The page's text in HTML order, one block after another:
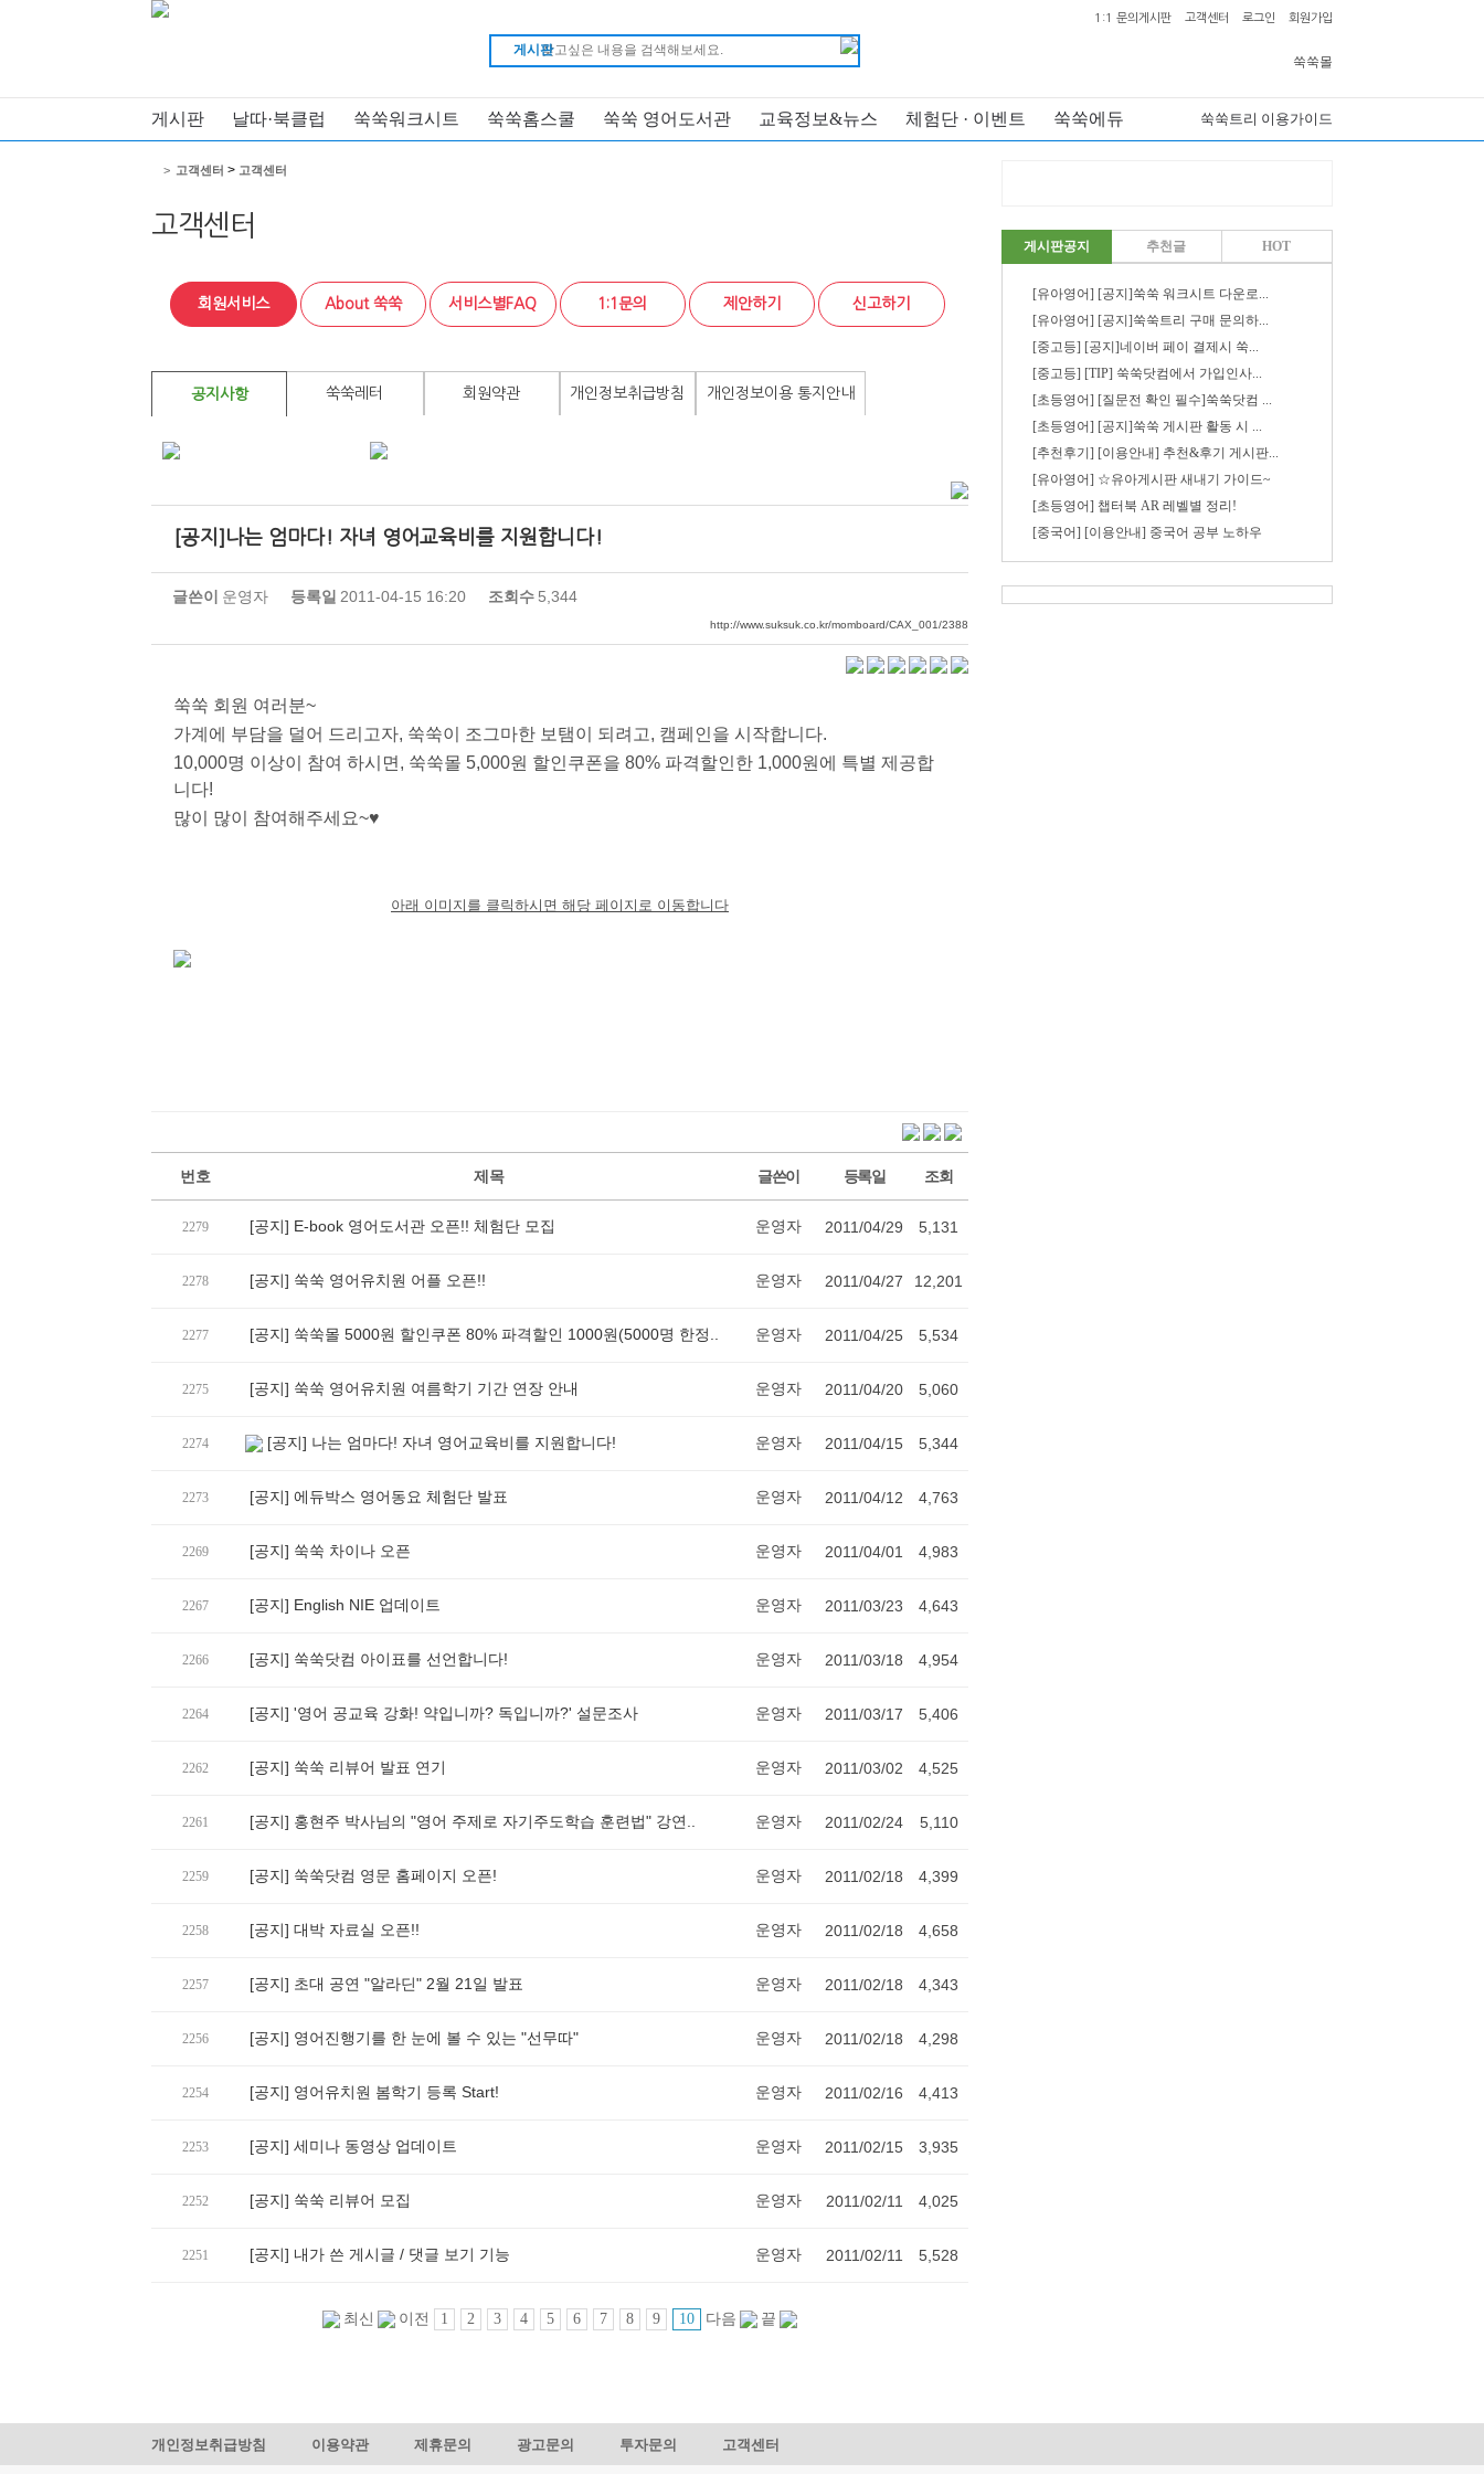
게시판
1:1 문의게시판 고객센터 로그인 회원가입
쑥쑥몰
게시판 날따·북클럽 쑥쑥워크시트 쑥쑥홈스쿨 쑥쑥 영어도서관 교육정보&뉴스 체험단 · 이벤트 쑥쑥에듀 쑥쑥트리 이용가이드
고객센터
> 고객센터 > 고객센터
회원서비스 About 쑥쑥 서비스별FAQ 1:1문의 제안하기 신고하기
공지사항 쑥쑥레터 회원약관 개인정보취급방침 개인정보이용 통지안내
[공지]나는 엄마다! 자녀 영어교육비를 지원합니다!
글쓴이 운영자 등록일 2011-04-15 16:20 조회수 5,344
http://www.suksuk.co.kr/momboard/CAX_001/2388
쑥쑥 회원 여러분~
가계에 부담을 덜어 드리고자, 쑥쑥이 조그마한 보탬이 되려고, 캠페인을 시작합니다.
10,000명 이상이 참여 하시면, 쑥쑥몰 5,000원 할인쿠폰을 80% 파격할인한 1,000원에 특별 제공합
니다!
많이 많이 참여해주세요~♥
아래 이미지를 클릭하시면 해당 페이지로 이동합니다
번호 제목 글쓴이 등록일 조회
2279 [공지] E-book 영어도서관 오픈!! 체험단 모집 운영자 2011/04/29 5,131
2278 [공지] 쑥쑥 영어유치원 어플 오픈!! 운영자 2011/04/27 12,201
2277 [공지] 쑥쑥몰 5000원 할인쿠폰 80% 파격할인 1000원(5000명 한정.. 운영자 2011/04/25 5,534
2275 [공지] 쑥쑥 영어유치원 여름학기 기간 연장 안내 운영자 2011/04/20 5,060
2274 [공지] 나는 엄마다! 자녀 영어교육비를 지원합니다! 운영자 2011/04/15 5,344
2273 [공지] 에듀박스 영어동요 체험단 발표 운영자 2011/04/12 4,763
2269 [공지] 쑥쑥 차이나 오픈 운영자 2011/04/01 4,983
2267 [공지] English NIE 업데이트 운영자 2011/03/23 4,643
2266 [공지] 쑥쑥닷컴 아이표를 선언합니다! 운영자 2011/03/18 4,954
2264 [공지] '영어 공교육 강화! 약입니까? 독입니까?' 설문조사 운영자 2011/03/17 5,406
2262 [공지] 쑥쑥 리뷰어 발표 연기 운영자 2011/03/02 4,525
2261 [공지] 홍현주 박사님의 "영어 주제로 자기주도학습 훈련법" 강연.. 운영자 2011/02/24 5,110
2259 [공지] 쑥쑥닷컴 영문 홈페이지 오픈! 운영자 2011/02/18 4,399
2258 [공지] 대박 자료실 오픈!! 운영자 2011/02/18 4,658
2257 [공지] 초대 공연 "알라딘" 2월 21일 발표 운영자 2011/02/18 4,343
2256 [공지] 영어진행기를 한 눈에 볼 수 있는 "선무따" 운영자 2011/02/18 4,298
2254 [공지] 영어유치원 봄학기 등록 Start! 운영자 2011/02/16 4,413
2253 [공지] 세미나 동영상 업데이트 운영자 2011/02/15 3,935
2252 [공지] 쑥쑥 리뷰어 모집 운영자 2011/02/11 4,025
2251 [공지] 내가 쓴 게시글 / 댓글 보기 기능 운영자 2011/02/11 5,528
최신 이전 1 2 3 4 5 6 7 8 9 10 다음 끝
게시판공지 추천글 HOT
[유아영어] [공지]쑥쑥 워크시트 다운로...
[유아영어] [공지]쑥쑥트리 구매 문의하...
[중고등] [공지]네이버 페이 결제시 쑥...
[중고등] [TIP] 쑥쑥닷컴에서 가입인사...
[초등영어] [질문전 확인 필수]쑥쑥닷컴 ...
[초등영어] [공지]쑥쑥 게시판 활동 시 ...
[추천후기] [이용안내] 추천&후기 게시판...
[유아영어] ☆유아게시판 새내기 가이드~
[초등영어] 챕터북 AR 레벨별 정리!
[중국어] [이용안내] 중국어 공부 노하우
개인정보취급방침 이용약관 제휴문의 광고문의 투자문의 고객센터